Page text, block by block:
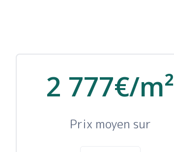
2 777€/m²
Prix moyen sur